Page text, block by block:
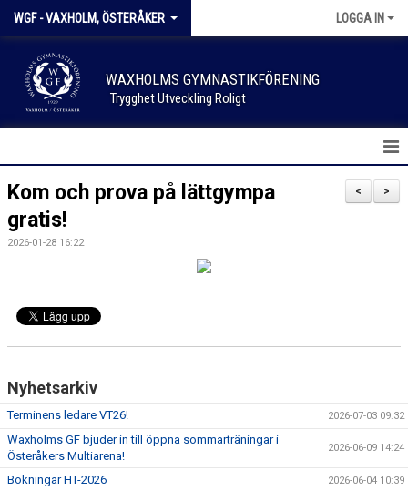
WGF - VAXHOLM, ÖSTERÅKER LOGGA IN
WAXHOLMS GYMNASTIKFÖRENING
Trygghet Utveckling Roligt
HEM
NYHETER
SKADEANMÄLAN
>
<
Kom och prova på lättgympa
gratis!
2026-01-28 16:22
Nyhetsarkiv
Terminens ledare VT26! 2026-07-03 09:32
Waxholms GF bjuder in till öppna sommarträningar i
Österåkers Multiarena!
2026-06-09 14:24
Bokningar HT-2026 2026-06-04 10:39